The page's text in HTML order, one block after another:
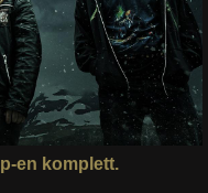
en komplett.